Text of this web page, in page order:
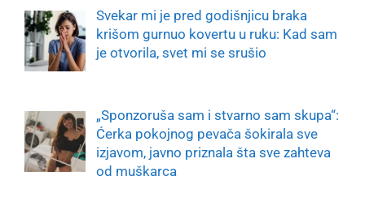
Svekar mi je pred godišnjicu braka
krišom gurnuo kovertu u ruku: Kad sam
je otvorila, svet mi se srušio
„Sponzoruša sam i stvarno sam skupa“:
Ćerka pokojnog pevača šokirala sve
izjavom, javno priznala šta sve zahteva
od muškarca